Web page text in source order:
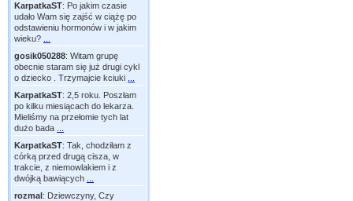
KarpatkaST: Po jakim czasie
udało Wam się zajść w ciążę po
odstawieniu hormonów i w jakim
wieku?
gosik050288: Witam grupę
obecnie staram się już drugi cykl
o dziecko . Trzymajcie kciuki
KarpatkaST: 2,5 roku. Poszłam
po kilku miesiącach do lekarza.
Mieliśmy na przełomie tych lat
dużo bada
KarpatkaST: Tak, chodziłam z
córką przed drugą cisza, w
trakcie, z niemowlakiem i z
dwójką bawiących
rozmal: Dziewczyny, Czy